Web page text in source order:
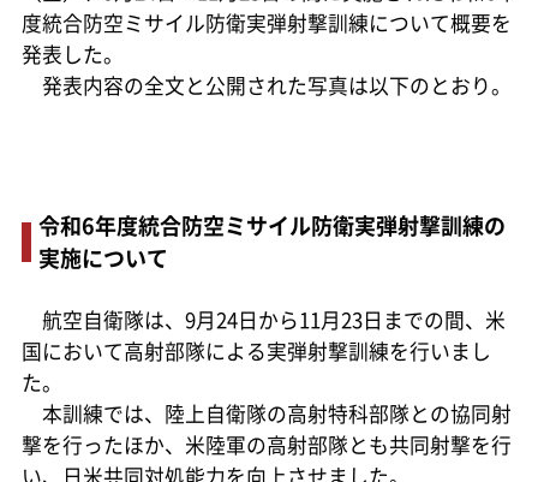
度統合防空ミサイル防衛実弾射撃訓練について概要を
発表した。
発表内容の全文と公開された写真は以下のとおり。
令和6年度統合防空ミサイル防衛実弾射撃訓練の
実施について
航空自衛隊は、9月24日から11月23日までの間、米
国において高射部隊による実弾射撃訓練を行いまし
た。
本訓練では、陸上自衛隊の高射特科部隊との協同射
撃を行ったほか、米陸軍の高射部隊とも共同射撃を行
い、日米共同対処能力を向上させました。